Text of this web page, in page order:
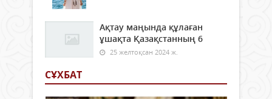
Ақтау маңында құлаған
ұшақта Қазақстанның 6
25 желтоқсан 2024 ж.
СҰХБАТ